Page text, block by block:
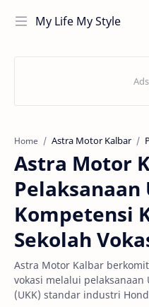
My Life My Style
Home Astra Motor Kalbar
Astra Motor
Pelaksanaan
Kompetensi
Sekolah
Astra Motor Kalbar
vokasi melalui
(UKK) standar industri